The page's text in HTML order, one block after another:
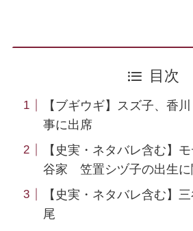
目次
【ブギウギ】スズ子、香
事に出席
【史実・ネタバレ含む】
谷家 笠置シヅ子の出生に
【史実・ネタバレ含む】
尾